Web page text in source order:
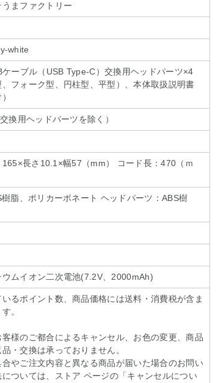
まファクトリー
white
ケーブル（USB Type-C）交換用ヘッドパーツ×4
フォーク型、円柱型、平型）、本体取扱説明書
換用ヘッドパーツを除く）
165×長さ10.1×幅57（mm） コード長：470（ｍ
脂、ポリカーボネート ヘッドパーツ：ABS樹
ウムイオン二次電池(7.2V、2000mAh)
るポイント数、商品価格には送料・消費税が含ま
。
様のご都合によるキャンセル、お色の変更、商品
・交換は承っておりません。
やご注文内容と異なる商品が届いた場合のお問い
ついては、ストア ページの「キャンセルについ